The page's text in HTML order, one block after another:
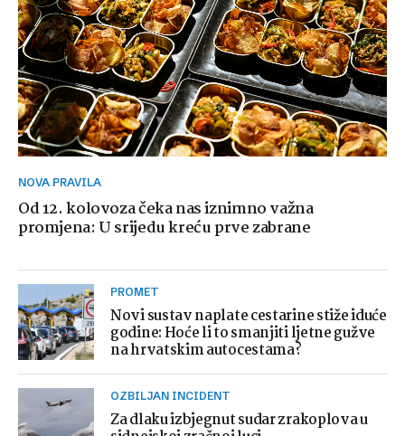
NOVA PRAVILA
Od 12. kolovoza čeka nas iznimno važna
promjena: U srijedu kreću prve zabrane
PROMET
Novi sustav naplate cestarine stiže iduće
godine: Hoće li to smanjiti ljetne gužve
na hrvatskim autocestama?
OZBILJAN INCIDENT
Za dlaku izbjegnut sudar zrakoplova u